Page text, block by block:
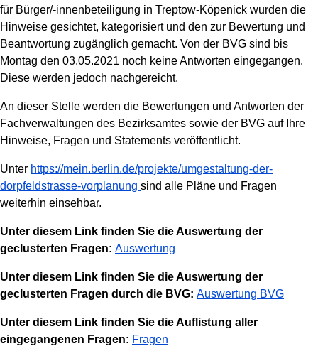
für Bürger/-innenbeteiligung in Treptow-Köpenick wurden die
Hinweise gesichtet, kategorisiert und den zur Bewertung und
Beantwortung zugänglich gemacht. Von der BVG sind bis
Montag den 03.05.2021 noch keine Antworten eingegangen.
Diese werden jedoch nachgereicht.
An dieser Stelle werden die Bewertungen und Antworten der
Fachverwaltungen des Bezirksamtes sowie der BVG auf Ihre
Hinweise, Fragen und Statements veröffentlicht.
Unter https://mein.berlin.de/projekte/umgestaltung-der-
dorpfeldstrasse-vorplanung sind alle Pläne und Fragen
weiterhin einsehbar.
Unter diesem Link finden Sie die Auswertung der
geclusterten Fragen: Auswertung
Unter diesem Link finden Sie die Auswertung der
geclusterten Fragen durch die BVG: Auswertung BVG
Unter diesem Link finden Sie die Auflistung aller
eingegangenen Fragen: Fragen